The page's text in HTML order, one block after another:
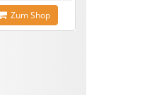
Zum Shop